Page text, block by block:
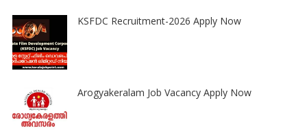
KSFDC Recruitment-2026 Apply Now
Arogyakeralam Job Vacancy Apply Now